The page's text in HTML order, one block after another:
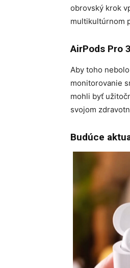
obrovský krok
multikultúrnom
AirPods Pro
Aby toho
monitorovanie
mohli byť
svojom
Budúce